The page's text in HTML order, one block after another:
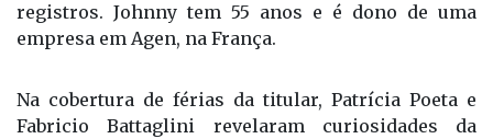
registros. Johnny tem 55 anos e é dono de uma
empresa em Agen, na França.
Na cobertura de férias da titular, Patrícia Poeta e
Fabricio Battaglini revelaram curiosidades da